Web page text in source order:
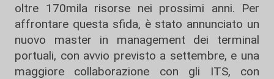
oltre 170mila risorse nei prossimi anni. Per
affrontare questa sfida, è stato annunciato un
nuovo master in management dei terminal
portuali, con avvio previsto a settembre, e una
maggiore collaborazione con gli ITS, con